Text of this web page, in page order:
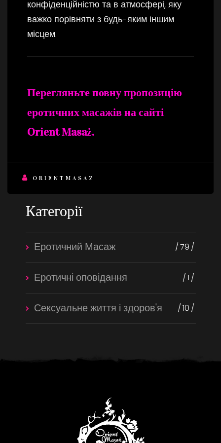
конфіденційністю та в атмосфері, яку
важко порівняти з будь-яким іншим
місцем.
Перегляньте повну пропозицію
еротичних масажів на сайті
Orient Masaż.
ORIENTMASAZ
Категорії
Еротичний Масаж 79
Еротичні оповідання 1
Сексуальне життя і здоров'я 10